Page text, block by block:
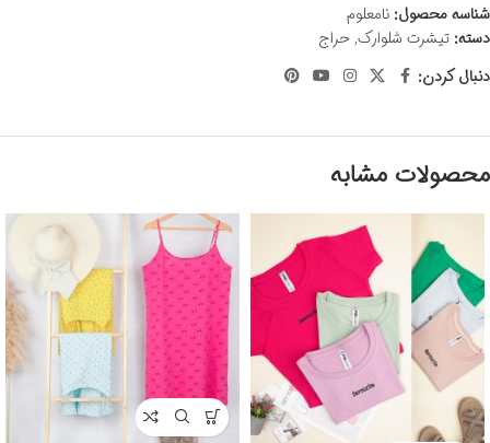
شناسه محصول: نامعلوم
دسته: تیشرت شلوارک,حراج
دنبال کردن:
محصولات مشابه